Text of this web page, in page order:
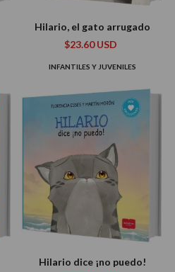
Hilario, el gato arrugado
$23.60 USD
INFANTILES Y JUVENILES
Hilario dice ¡no puedo!